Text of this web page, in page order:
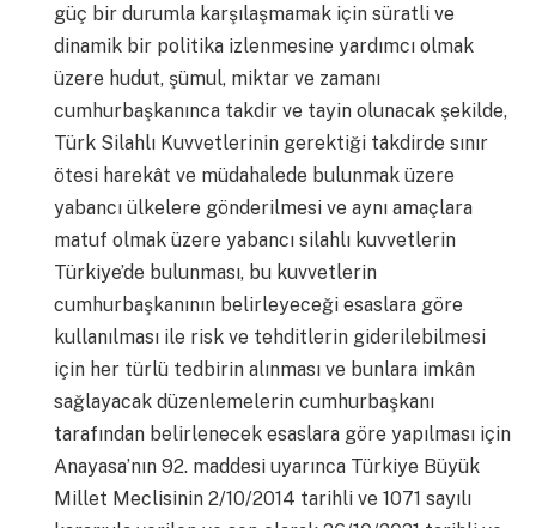
güç bir durumla karşılaşmamak için süratli ve
dinamik bir politika izlenmesine yardımcı olmak
üzere hudut, şümul, miktar ve zamanı
cumhurbaşkanınca takdir ve tayin olunacak şekilde,
Türk Silahlı Kuvvetlerinin gerektiği takdirde sınır
ötesi harekât ve müdahalede bulunmak üzere
yabancı ülkelere gönderilmesi ve aynı amaçlara
matuf olmak üzere yabancı silahlı kuvvetlerin
Türkiye’de bulunması, bu kuvvetlerin
cumhurbaşkanının belirleyeceği esaslara göre
kullanılması ile risk ve tehditlerin giderilebilmesi
için her türlü tedbirin alınması ve bunlara imkân
sağlayacak düzenlemelerin cumhurbaşkanı
tarafından belirlenecek esaslara göre yapılması için
Anayasa’nın 92. maddesi uyarınca Türkiye Büyük
Millet Meclisinin 2/10/2014 tarihli ve 1071 sayılı